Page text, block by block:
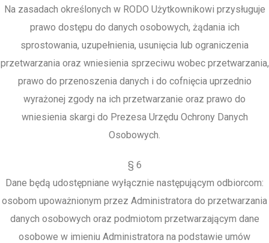
Na zasadach określonych w RODO Użytkownikowi przysługuje
prawo dostępu do danych osobowych, żądania ich
sprostowania, uzupełnienia, usunięcia lub ograniczenia
przetwarzania oraz wniesienia sprzeciwu wobec przetwarzania,
prawo do przenoszenia danych i do cofnięcia uprzednio
wyrażonej zgody na ich przetwarzanie oraz prawo do
wniesienia skargi do Prezesa Urzędu Ochrony Danych
Osobowych.
§ 6
Dane będą udostępniane wyłącznie następującym odbiorcom:
osobom upoważnionym przez Administratora do przetwarzania
danych osobowych oraz podmiotom przetwarzającym dane
osobowe w imieniu Administratora na podstawie umów